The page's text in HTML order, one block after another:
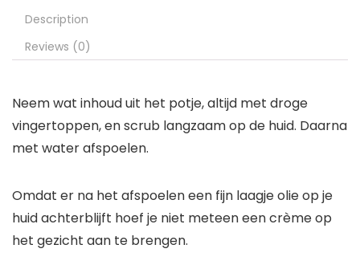
Description
Reviews (0)
Neem wat inhoud uit het potje, altijd met droge
vingertoppen, en scrub langzaam op de huid. Daarna
met water afspoelen.
Omdat er na het afspoelen een fijn laagje olie op je
huid achterblijft hoef je niet meteen een crème op
het gezicht aan te brengen.